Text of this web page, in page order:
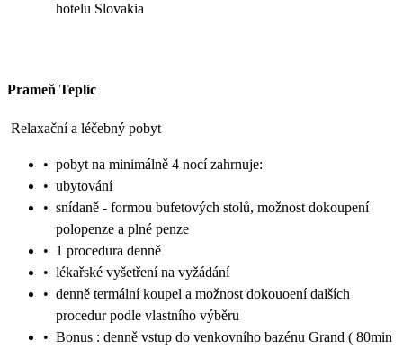
hotelu Slovakia
Prameň Teplíc
Relaxační a léčebný pobyt
• pobyt na minimálně 4 nocí zahrnuje:
• ubytování
• snídaně - formou bufetových stolů, možnost dokoupení
polopenze a plné penze
• 1 procedura denně
• lékařské vyšetření na vyžádání
• denně termální koupel a možnost dokouoení dalších
procedur podle vlastního výběru
• Bonus : denně vstup do venkovního bazénu Grand ( 80min